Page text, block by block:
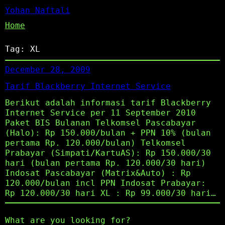
Yohan Naftali
Home
Tag: XL
December 28, 2009
Tarif Blackberry Internet Service
Berikut adalah informasi tarif Blackberry
Internet Service per 11 September 2010
Paket BIS Bulanan Telkomsel Pascabayar
(Halo): Rp 150.000/bulan + PPN 10% (bulan
pertama Rp. 120.000/bulan) Telkomsel
Prabayar (Simpati/KartuAS): Rp 150.000/30
hari (bulan pertama Rp. 120.000/30 hari)
Indosat Pascabayar (Matrix&Auto) : Rp
120.000/bulan incl PPN Indosat Prabayar:
Rp 120.000/30 hari XL : Rp 99.000/30 hari…
What are you looking for?